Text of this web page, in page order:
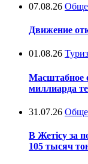
07.08.26
Движение
01.08.26
Масштабное
миллиарда
31.07.26
В Жетісу за
105 тысяч